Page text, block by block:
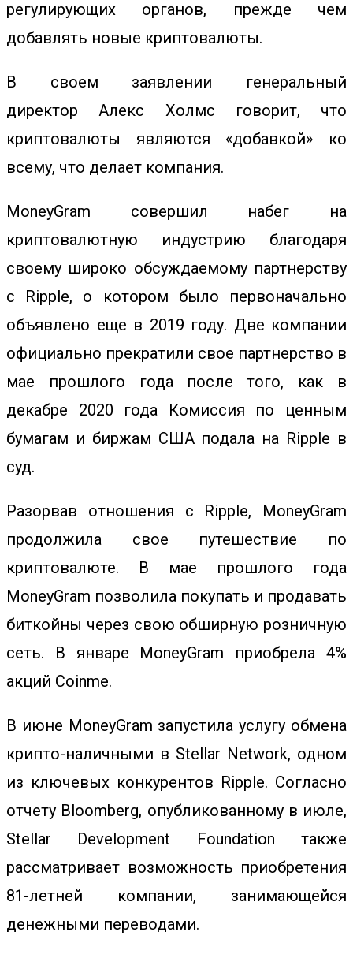
регулирующих органов, прежде чем
добавлять новые криптовалюты.
В своем заявлении генеральный
директор Алекс Холмс говорит, что
криптовалюты являются «добавкой» ко
всему, что делает компания.
MoneyGram совершил набег на
криптовалютную индустрию благодаря
своему широко обсуждаемому партнерству
с Ripple, о котором было первоначально
объявлено еще в 2019 году. Две компании
официально прекратили свое партнерство в
мае прошлого года после того, как в
декабре 2020 года Комиссия по ценным
бумагам и биржам США подала на Ripple в
суд.
Разорвав отношения с Ripple, MoneyGram
продолжила свое путешествие по
криптовалюте. В мае прошлого года
MoneyGram позволила покупать и продавать
биткойны через свою обширную розничную
сеть. В январе MoneyGram приобрела 4%
акций Coinme.
В июне MoneyGram запустила услугу обмена
крипто-наличными в Stellar Network, одном
из ключевых конкурентов Ripple. Согласно
отчету Bloomberg, опубликованному в июле,
Stellar Development Foundation также
рассматривает возможность приобретения
81-летней компании, занимающейся
денежными переводами.